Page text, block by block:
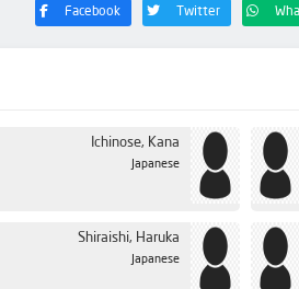
Facebook Twitter
Ichinose, Kana
Japanese
Shiraishi, Haruka
Japanese